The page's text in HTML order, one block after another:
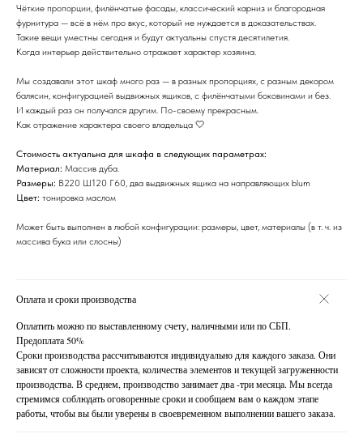
Чёткие пропорции, филёнчатые фасады, классический карниз и благородная
фурнитура — всё в нём про вкус, который не нуждается в доказательствах.
Такие вещи уместны сегодня и будут актуальны спустя десятилетия.
Когда интерьер действительно отражает характер хозяина.
Мы создавали этот шкаф много раз — в разных пропорциях, с разным декором
балясин, конфигурацией выдвижных ящиков, с филёнчатыми боковинами и без.
И каждый раз он получался другим. По-своему прекрасным.
Как отражение характера своего владельца 🤍
Стоимость актуальна для шкафа в следующих параметрах:
Материал: Массив дуба.
Размеры: В220 Ш120 Г60, два выдвижных ящика на направляющих blum
Цвет: тонировка маслом
Может быть выполнен в любой конфигурации: размеры, цвет, материалы (в т. ч. из
массива бука или слосны)
Оплата и сроки производства
Оплатить можно по выставленному счету, наличными или по СБП.
Предоплата 50%
Сроки производства рассчитываются индивидуально для каждого заказа. Они
зависят от сложности проекта, количества элементов и текущей загруженности
производства. В среднем, производство занимает два -три месяца. Мы всегда
стремимся соблюдать оговоренные сроки и сообщаем вам о каждом этапе
работы, чтобы вы были уверены в своевременном выполнении вашего заказа.